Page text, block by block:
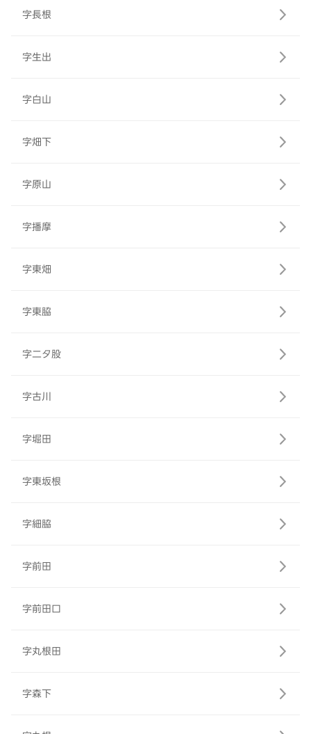
字長根
字生出
字白山
字畑下
字原山
字播摩
字東畑
字東脇
字二タ股
字古川
字堀田
字東坂根
字細脇
字前田
字前田口
字丸根田
字森下